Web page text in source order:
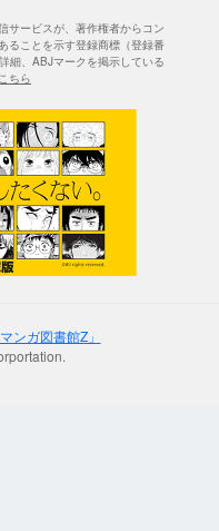
サービスが、著作権者からコン
ることを示す登録商標（登録番
細、ABJマークを掲示している
こちら
ンガ図書館Z」